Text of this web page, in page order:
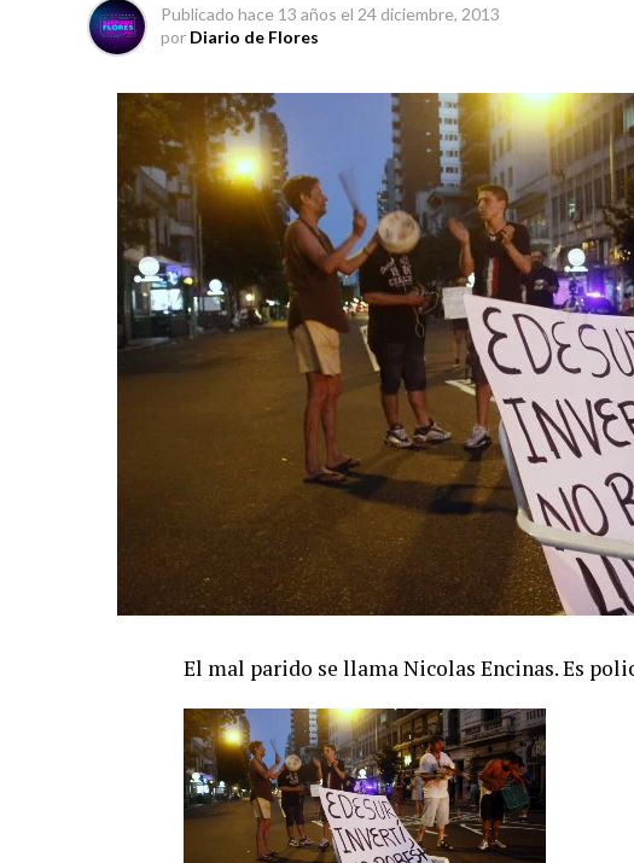
Publicado hace 13 años el 24 diciembre, 2013
por Diario de Flores
El mal parido se llama Nicolas Encinas. Es